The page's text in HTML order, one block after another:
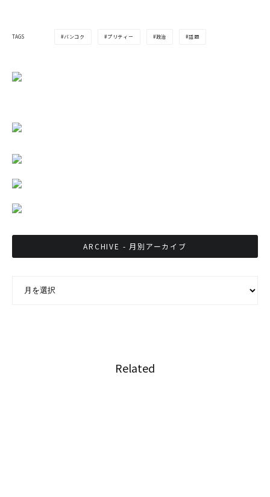
TAGS バンコク プリティー 政治 話題
ARCHIVE - 月別アーカイブ
Related